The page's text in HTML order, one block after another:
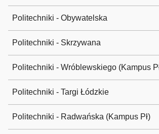
Politechniki - Obywatelska
Politechniki - Skrzywana
Politechniki - Wróblewskiego (Kampus
Politechniki - Targi Łódzkie
Politechniki - Radwańska (Kampus Pł)